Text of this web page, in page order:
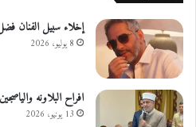
إخلاء سبيل الفنان
8 يوليو، 2026
افراح البلاونه والياصجين
13 يونيو، 2026